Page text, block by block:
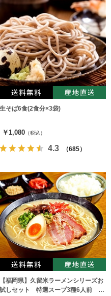
生そば6食(2食分×3袋)
￥1,080 （税込）
4.3 （685）
【福岡県】久留米ラーメンシリーズお
試しセット 特選スープ3種6人前 と